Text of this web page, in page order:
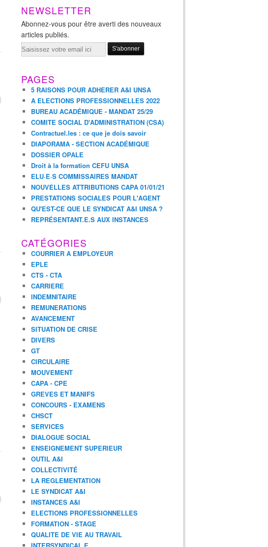
NEWSLETTER
Abonnez-vous pour être averti des nouveaux
articles publiés.
Email
PAGES
5 RAISONS POUR ADHERER A&I UNSA
A ELECTIONS PROFESSIONNELLES 2022
BUREAU ACADÉMIQUE - MANDAT 25/29
COMITE SOCIAL D'ADMINISTRATION (CSA)
Contractuel.les : ce que je dois savoir
DIAPORAMA - SECTION ACADÉMIQUE
DOSSIER OPALE
Droit à la formation CEFU UNSA
ELU·E·S COMMISSAIRES MANDAT
NOUVELLES ATTRIBUTIONS CAPA 01/01/21
PRESTATIONS SOCIALES POUR L'AGENT
QU'EST-CE QUE LE SYNDICAT A&I UNSA ?
REPRÉSENTANT.E.S AUX INSTANCES
CATÉGORIES
COURRIER A EMPLOYEUR
EPLE
CTS - CTA
CARRIERE
INDEMNITAIRE
REMUNERATIONS
AVANCEMENT
SITUATION DE CRISE
DIVERS
GT
CIRCULAIRE
MOUVEMENT
CAPA - CPE
GREVES ET MANIFS
CONCOURS - EXAMENS
CHSCT
SERVICES
DIALOGUE SOCIAL
ENSEIGNEMENT SUPERIEUR
OUTIL A&I
COLLECTIVITÉ
LA REGLEMENTATION
LE SYNDICAT A&I
INSTANCES A&I
ELECTIONS PROFESSIONNELLES
FORMATION - STAGE
QUALITE DE VIE AU TRAVAIL